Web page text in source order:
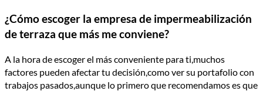
¿Cómo escoger la empresa de impermeabilización
de terraza que más me conviene?
A la hora de escoger el más conveniente para ti,muchos
factores pueden afectar tu decisión,como ver su portafolio con
trabajos pasados,aunque lo primero que recomendamos es que